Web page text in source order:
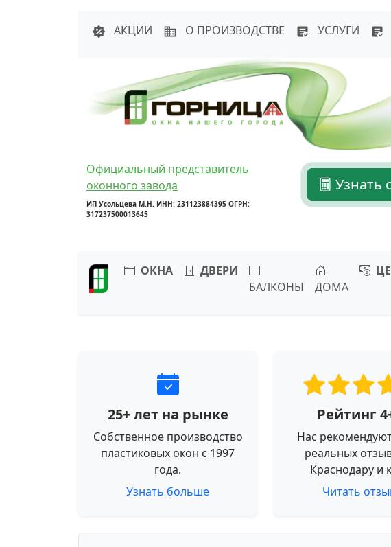
АКЦИИ
О ПРОИЗВОДСТВЕ УСЛУГИ
Официальный представитель
оконного завода
ИП Усольцева М.Н. ИНН: 231123884395 ОГРН:
317237500013645
Узнать
ОКНА
ДВЕРИ
БАЛКОНЫ
ДОМА
25+ лет на рынке
Собственное производство
пластиковых окон с 1997
года.
Узнать больше
Рейтинг
Нас
реальных
Краснодару и
Читать